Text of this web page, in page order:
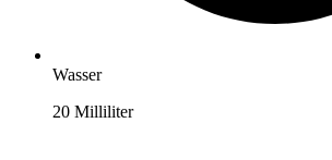
Wasser
20 Milliliter